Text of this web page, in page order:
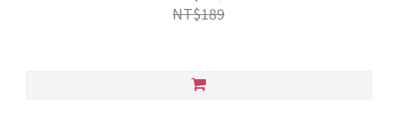
NT$189